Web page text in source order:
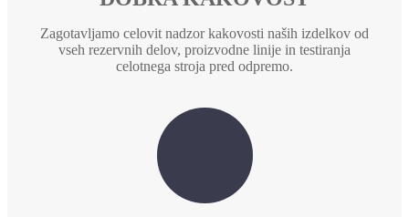
Zagotavljamo celovit nadzor kakovosti naših izdelkov od
vseh rezervnih delov, proizvodne linije in testiranja
celotnega stroja pred odpremo.